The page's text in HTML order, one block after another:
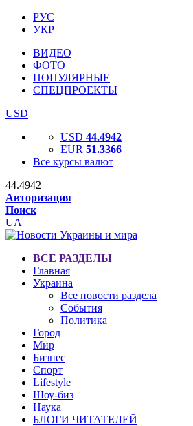
РУС
УКР
ВИДЕО
ФОТО
ПОПУЛЯРНЫЕ
СПЕЦПРОЕКТЫ
USD
USD 44.4942
EUR 51.3366
Все курсы валют
44.4942
Авторизация
Поиск
UA
ВСЕ РАЗДЕЛЫ
Главная
Украина
Все новости раздела
События
Политика
Город
Мир
Бизнес
Спорт
Lifestyle
Шоу-биз
Наука
БЛОГИ ЧИТАТЕЛЕЙ